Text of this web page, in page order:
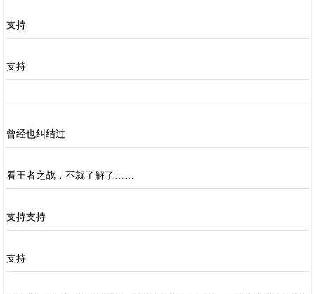
支持
支持
曾经也纠结过
看王者之战，不就了解了……
支持支持
支持